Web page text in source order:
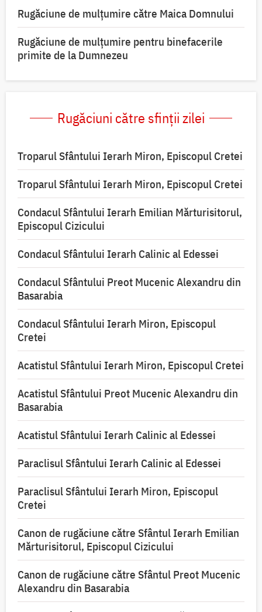
Rugăciune de mulţumire către Maica Domnului
Rugăciune de mulțumire pentru binefacerile
primite de la Dumnezeu
Rugăciuni către sfinții zilei
Troparul Sfântului Ierarh Miron, Episcopul Cretei
Troparul Sfântului Ierarh Miron, Episcopul Cretei
Condacul Sfântului Ierarh Emilian Mărturisitorul,
Episcopul Cizicului
Condacul Sfântului Ierarh Calinic al Edessei
Condacul Sfântului Preot Mucenic Alexandru din
Basarabia
Condacul Sfântului Ierarh Miron, Episcopul
Cretei
Acatistul Sfântului Ierarh Miron, Episcopul Cretei
Acatistul Sfântului Preot Mucenic Alexandru din
Basarabia
Acatistul Sfântului Ierarh Calinic al Edessei
Paraclisul Sfântului Ierarh Calinic al Edessei
Paraclisul Sfântului Ierarh Miron, Episcopul
Cretei
Canon de rugăciune către Sfântul Ierarh Emilian
Mărturisitorul, Episcopul Cizicului
Canon de rugăciune către Sfântul Preot Mucenic
Alexandru din Basarabia